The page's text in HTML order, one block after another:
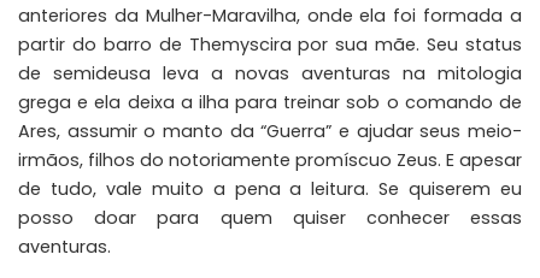
anteriores da Mulher-Maravilha, onde ela foi formada a
partir do barro de Themyscira por sua mãe. Seu status
de semideusa leva a novas aventuras na mitologia
grega e ela deixa a ilha para treinar sob o comando de
Ares, assumir o manto da “Guerra” e ajudar seus meio-
irmãos, filhos do notoriamente promíscuo Zeus. E apesar
de tudo, vale muito a pena a leitura. Se quiserem eu
posso doar para quem quiser conhecer essas
aventuras.